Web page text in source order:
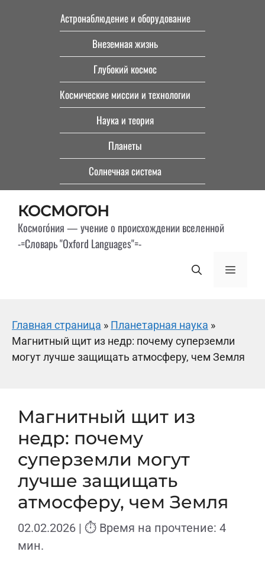
Астронаблюдение и оборудование
Внеземная жизнь
Глубокий космос
Космические миссии и технологии
Наука и теория
Планеты
Солнечная система
КОСМОГОН
Космого́ния — учение о происхождении вселенной
-=Словарь "Oxford Languages"=-
Меню
Главная страница » Планетарная наука »
Магнитный щит из недр: почему суперземли
могут лучше защищать атмосферу, чем Земля
Магнитный щит из
недр: почему
суперземли могут
лучше защищать
атмосферу, чем Земля
02.02.2026 | ⏱ Время на прочтение: 4
мин.